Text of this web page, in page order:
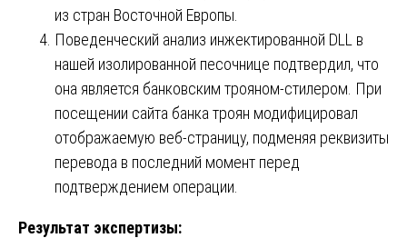
из стран Восточной Европы.
Поведенческий анализ инжектированной DLL в
нашей изолированной песочнице подтвердил, что
она является банковским трояном-стилером. При
посещении сайта банка троян модифицировал
отображаемую веб-страницу, подменяя реквизиты
перевода в последний момент перед
подтверждением операции.
Результат экспертизы: